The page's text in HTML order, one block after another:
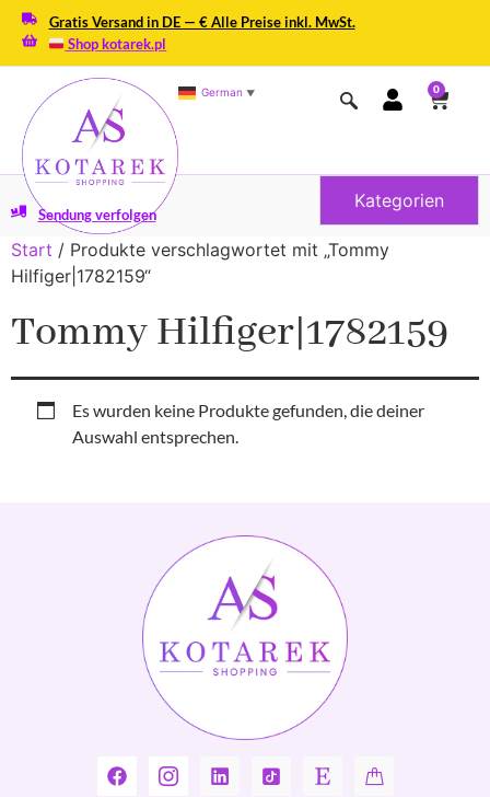
Gratis Versand in DE — € Alle Preise inkl. MwSt.
Shop kotarek.pl
German ▼ 0
Kategorien
Sendung verfolgen
Start / Produkte verschlagwortet mit „Tommy
Hilfiger|1782159“
Tommy Hilfiger|1782159
Es wurden keine Produkte gefunden, die deiner
Auswahl entsprechen.